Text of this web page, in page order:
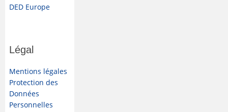
DED Europe
Légal
Mentions légales
Protection des
Données
Personnelles